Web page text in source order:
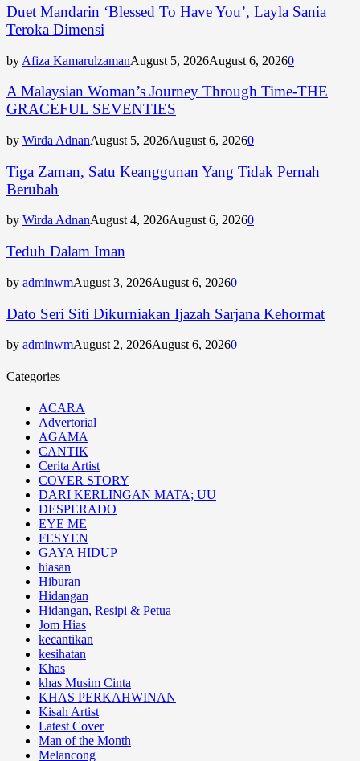
Duet Mandarin ‘Blessed To Have You’, Layla Sania
Teroka Dimensi
by Afiza KamarulzamanAugust 5, 2026August 6, 20260
A Malaysian Woman’s Journey Through Time-THE
GRACEFUL SEVENTIES
by Wirda AdnanAugust 5, 2026August 6, 20260
Tiga Zaman, Satu Keanggunan Yang Tidak Pernah
Berubah
by Wirda AdnanAugust 4, 2026August 6, 20260
Teduh Dalam Iman
by adminwmAugust 3, 2026August 6, 20260
Dato Seri Siti Dikurniakan Ijazah Sarjana Kehormat
by adminwmAugust 2, 2026August 6, 20260
Categories
ACARA
Advertorial
AGAMA
CANTIK
Cerita Artist
COVER STORY
DARI KERLINGAN MATA; UU
DESPERADO
EYE ME
FESYEN
GAYA HIDUP
hiasan
Hiburan
Hidangan
Hidangan, Resipi & Petua
Jom Hias
kecantikan
kesihatan
Khas
khas Musim Cinta
KHAS PERKAHWINAN
Kisah Artist
Latest Cover
Man of the Month
Melancong